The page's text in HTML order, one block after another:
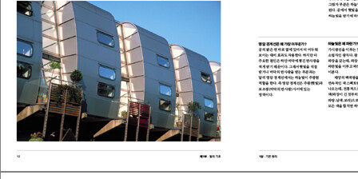
책의 내용 대부분은 저 스스로의 관찰을 바탕으로 합니다. 그래서 제
주관적인 판단이 어느 정도는 들어가 있고, 예술이란 게 다 그렇겠지
만 모두가 동의할 수는 없을 겁니다. 또한 어떤 내용은 너무 뻔해서 굳
이 설명할 필요가 없었다고 보는 분도 있을지 모르겠군요. 하지만 저
는 이 책이 빛의 이해와 활용을 다룬 기초 입문서를 넘어서서 모두에
게 뭔가 새로운 것을 제공할 수 있기를 바랍니다. 아울러 여러분이 이
책을 발판 삼아 스스로 세계를 면밀히 관찰하고, 객관적인 동시에 주